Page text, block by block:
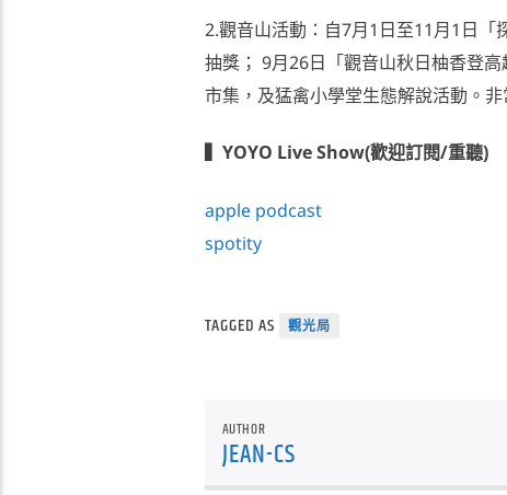
2.觀音山活動：自7月1日至11月1日「
抽獎； 9月26日「觀音山秋日柚香登
市集，及猛禽小學堂生態解說活動。
▍YOYO Live Show(歡迎訂閱/重聽)
apple podcast
spotity
TAGGED AS 觀光局
AUTHOR
JEAN-CS